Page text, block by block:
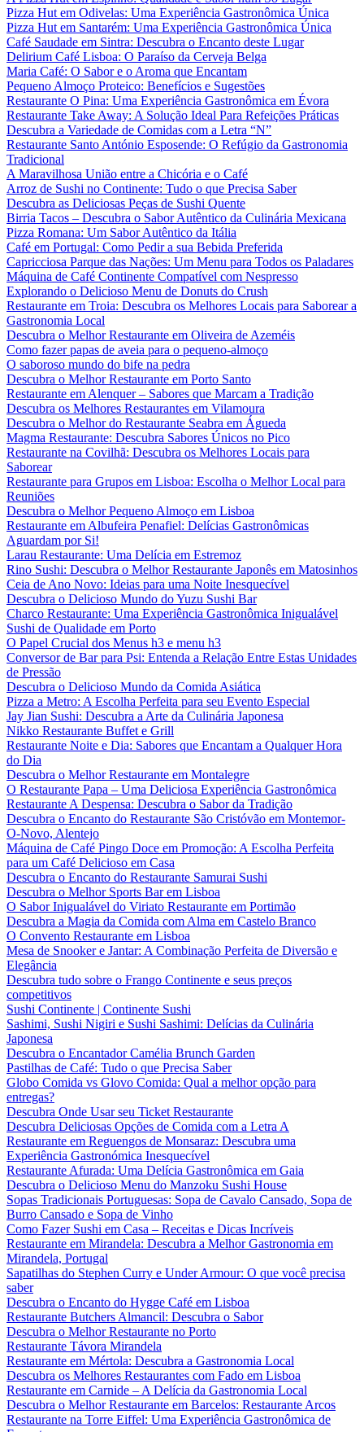
Pizza Hut em Odivelas: Uma Experiência Gastronômica Única
Pizza Hut em Santarém: Uma Experiência Gastronômica Única
Café Saudade em Sintra: Descubra o Encanto deste Lugar
Delirium Café Lisboa: O Paraíso da Cerveja Belga
Maria Café: O Sabor e o Aroma que Encantam
Pequeno Almoço Proteico: Benefícios e Sugestões
Restaurante O Pina: Uma Experiência Gastronômica em Évora
Restaurante Take Away: A Solução Ideal Para Refeições Práticas
Descubra a Variedade de Comidas com a Letra “N”
Restaurante Santo António Esposende: O Refúgio da Gastronomia
Tradicional
A Maravilhosa União entre a Chicória e o Café
Arroz de Sushi no Continente: Tudo o que Precisa Saber
Descubra as Deliciosas Peças de Sushi Quente
Birria Tacos – Descubra o Sabor Autêntico da Culinária Mexicana
Pizza Romana: Um Sabor Autêntico da Itália
Café em Portugal: Como Pedir a sua Bebida Preferida
Capricciosa Parque das Nações: Um Menu para Todos os Paladares
Máquina de Café Continente Compatível com Nespresso
Explorando o Delicioso Menu de Donuts do Crush
Restaurante em Troia: Descubra os Melhores Locais para Saborear a
Gastronomia Local
Descubra o Melhor Restaurante em Oliveira de Azeméis
Como fazer papas de aveia para o pequeno-almoço
O saboroso mundo do bife na pedra
Descubra o Melhor Restaurante em Porto Santo
Restaurante em Alenquer – Sabores que Marcam a Tradição
Descubra os Melhores Restaurantes em Vilamoura
Descubra o Melhor do Restaurante Seabra em Águeda
Magma Restaurante: Descubra Sabores Únicos no Pico
Restaurante na Covilhã: Descubra os Melhores Locais para
Saborear
Restaurante para Grupos em Lisboa: Escolha o Melhor Local para
Reuniões
Descubra o Melhor Pequeno Almoço em Lisboa
Restaurante em Albufeira Penafiel: Delícias Gastronômicas
Aguardam por Si!
Larau Restaurante: Uma Delícia em Estremoz
Rino Sushi: Descubra o Melhor Restaurante Japonês em Matosinhos
Ceia de Ano Novo: Ideias para uma Noite Inesquecível
Descubra o Delicioso Mundo do Yuzu Sushi Bar
Charco Restaurante: Uma Experiência Gastronômica Inigualável
Sushi de Qualidade em Porto
O Papel Crucial dos Menus h3 e menu h3
Conversor de Bar para Psi: Entenda a Relação Entre Estas Unidades
de Pressão
Descubra o Delicioso Mundo da Comida Asiática
Pizza a Metro: A Escolha Perfeita para seu Evento Especial
Jay Jian Sushi: Descubra a Arte da Culinária Japonesa
Nikko Restaurante Buffet e Grill
Restaurante Noite e Dia: Sabores que Encantam a Qualquer Hora
do Dia
Descubra o Melhor Restaurante em Montalegre
O Restaurante Papa – Uma Deliciosa Experiência Gastronômica
Restaurante A Despensa: Descubra o Sabor da Tradição
Descubra o Encanto do Restaurante São Cristóvão em Montemor-
O-Novo, Alentejo
Máquina de Café Pingo Doce em Promoção: A Escolha Perfeita
para um Café Delicioso em Casa
Descubra o Encanto do Restaurante Samurai Sushi
Descubra o Melhor Sports Bar em Lisboa
O Sabor Inigualável do Viriato Restaurante em Portimão
Descubra a Magia da Comida com Alma em Castelo Branco
O Convento Restaurante em Lisboa
Mesa de Snooker e Jantar: A Combinação Perfeita de Diversão e
Elegância
Descubra tudo sobre o Frango Continente e seus preços
competitivos
Sushi Continente | Continente Sushi
Sashimi, Sushi Nigiri e Sushi Sashimi: Delícias da Culinária
Japonesa
Descubra o Encantador Camélia Brunch Garden
Pastilhas de Café: Tudo o que Precisa Saber
Globo Comida vs Glovo Comida: Qual a melhor opção para
entregas?
Descubra Onde Usar seu Ticket Restaurante
Descubra Deliciosas Opções de Comida com a Letra A
Restaurante em Reguengos de Monsaraz: Descubra uma
Experiência Gastronómica Inesquecível
Restaurante Afurada: Uma Delícia Gastronômica em Gaia
Descubra o Delicioso Menu do Manzoku Sushi House
Sopas Tradicionais Portuguesas: Sopa de Cavalo Cansado, Sopa de
Burro Cansado e Sopa de Vinho
Como Fazer Sushi em Casa – Receitas e Dicas Incríveis
Restaurante em Mirandela: Descubra a Melhor Gastronomia em
Mirandela, Portugal
Sapatilhas do Stephen Curry e Under Armour: O que você precisa
saber
Descubra o Encanto do Hygge Café em Lisboa
Restaurante Butchers Almancil: Descubra o Sabor
Descubra o Melhor Restaurante no Porto
Restaurante Távora Mirandela
Restaurante em Mértola: Descubra a Gastronomia Local
Descubra os Melhores Restaurantes com Fado em Lisboa
Restaurante em Carnide – A Delícia da Gastronomia Local
Descubra o Melhor Restaurante em Barcelos: Restaurante Arcos
Restaurante na Torre Eiffel: Uma Experiência Gastronômica de